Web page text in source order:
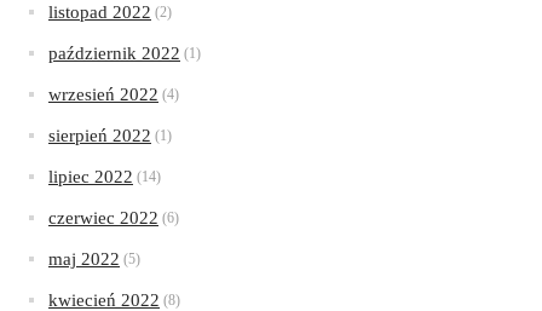
listopad 2022 (2)
październik 2022 (1)
wrzesień 2022 (4)
sierpień 2022 (1)
lipiec 2022 (14)
czerwiec 2022 (6)
maj 2022 (5)
kwiecień 2022 (8)